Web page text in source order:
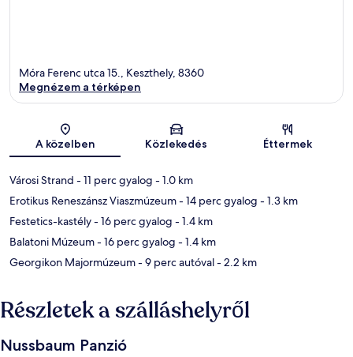
Térkép
Móra Ferenc utca 15., Keszthely, 8360
Megnézem a térképen
A közelben Közlekedés Éttermek
Városi Strand - 11 perc gyalog - 1.0 km
Erotikus Reneszánsz Viaszmúzeum- 14 perc gyalog - 1.3 km
Festetics-kastély- 16 perc gyalog - 1.4 km
Balatoni Múzeum- 16 perc gyalog - 1.4 km
Georgikon Majormúzeum- 9 perc autóval- 2.2 km
Részletek a szálláshelyről
Nussbaum Panzió